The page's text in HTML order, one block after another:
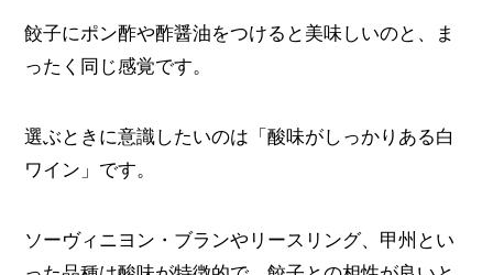
餃子にポン酢や酢醤油をつけると美味しいのと、ま
ったく同じ感覚です。
選ぶときに意識したいのは「酸味がしっかりある白
ワイン」です。
ソーヴィニヨン・ブランやリースリング、甲州とい